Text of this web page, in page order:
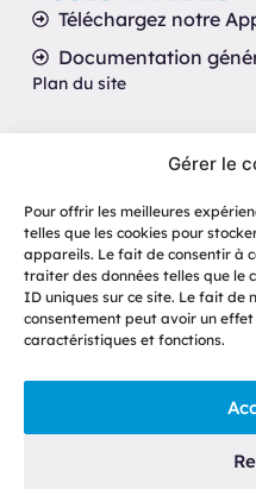
Gérer le
Pour offrir les meilleures
telles que les cookies pour
appareils. Le fait de consentir à
traiter des données telles que le
ID uniques sur ce site. Le fait de
consentement peut avoir un
caractéristiques et fonctions.
UNICUM -
ZAC de Montrambert
42150 La Ricamarie
+33 (0)4 77 33 36 96
Contact
Téléchargez notre
Documentation
Plan du site
© Unicum ·
RGPD et lancement
Conception &